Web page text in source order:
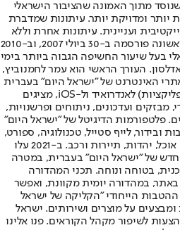
מתוך האמונה שהציבור הישראלי
יותר ומדויקת יותר. עיתונות שמדברת
ועניינית. עיתונות אחרת וללא
תשלום. המהדורה המודפסת הראשונה פורסמה ב-30 ביולי 2007, וב-2010
בעל שיעור החשיפה הגבוה ביותר בימי
העורך הראשי הוא עמר לחמנוביץ,
האינטרנט של "ישראל היום" בעברית
ובאנגלית, כמו כן היישומונים (אפליקציות) לאנדרואיד ול-iOS, מציגים
מבזקים ועדכונים, ניתוחים ופרשנויות,
פלטפורמות הדיגיטל של "ישראל היום"
ובידור, לייף סטייל, טכנולוגיה, ספורט,
כלכלה וצרכנות, בריאות, חיילים, אוכל, יהדות, תיירות ורכב. ב-2021 עלו
של "ישראל היום" בעברית, במטרה
בטוחה ונוחה. תכני המהדורה
במהדורה יומית מקוונת, ואפשר
ההטבות הייחודי "הקליקה של ישראל
על מוצרים ושירותים. ישראל
לשיפור מקהל הקוראים. פנו אלינו